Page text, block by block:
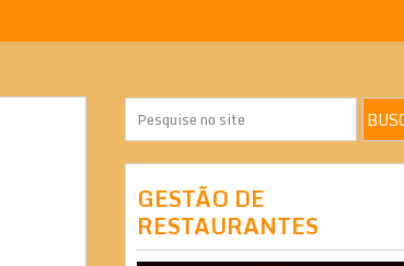
GESTÃO DE
RESTAURANTES